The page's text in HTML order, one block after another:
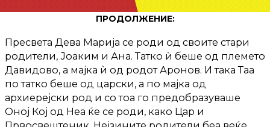
ПРОДОЛЖЕНИЕ:
Пресвета Дева Марија се роди од своите стари
родители, Јоаким и Ана. Татко ѝ беше од племето
Давидово, а мајка ѝ од родот Аронов. И така Таа
по татко беше од царски, а по мајка од
архиерејски род и со тоа го предобразуваше
Оној Кој од Неа ќе се роди, како Цар и